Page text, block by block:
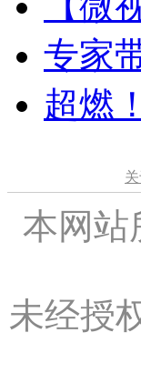
专家
超燃
本网站
未经授